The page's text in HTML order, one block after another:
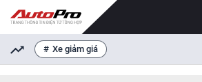
Xe giảm giá